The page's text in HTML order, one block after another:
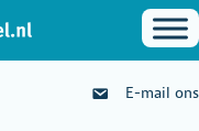
E-mail ons